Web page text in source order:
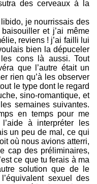
des cerveaux à la
je nourrissais des
et j’ai même
reviens ! j’ai failli lui
bien la dépuceler
cons là aussi. Tout
que l’autre était un
rien qu’à les observer
le type dont le regard
sino-romantique, et
semaines suivantes.
en temps pour me
à interpréter les
un peu de mal, ce qui
où nous avions atterri,
cap des préliminaires,
ce que tu ferais à ma
solution que de le
sexuel des